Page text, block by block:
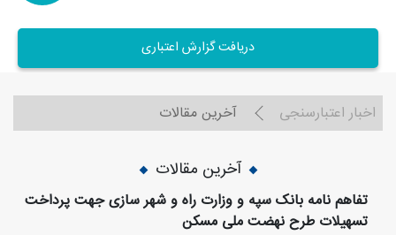
دریافت گزارش اعتباری
اخبار اعتبارسنجی آخرین مقالات
آخرین مقالات
تفاهم نامه بانک سپه و وزارت راه و شهر سازی جهت پرداخت
تسهیلات طرح نهضت ملی مسکن